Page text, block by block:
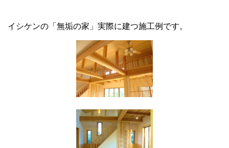
イシケンの「無垢の家」実際に建つ施工例です。